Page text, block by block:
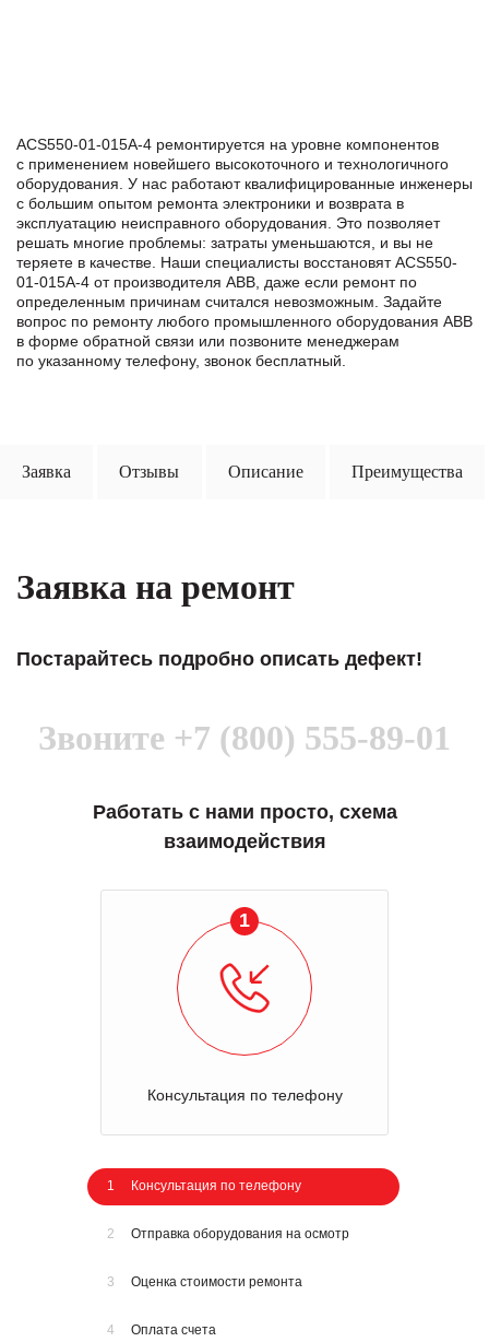
ACS550-01-015A-4 ремонтируется на уровне компонентов
с применением новейшего высокоточного и технологичного
оборудования. У нас работают квалифицированные инженеры
с большим опытом ремонта электроники и возврата в
эксплуатацию неисправного оборудования. Это позволяет
решать многие проблемы: затраты уменьшаются, и вы не
теряете в качестве. Наши специалисты восстановят ACS550-
01-015A-4 от производителя ABB, даже если ремонт по
определенным причинам считался невозможным. Задайте
вопрос по ремонту любого промышленного оборудования ABB
в формe обратной связи или позвоните менеджерам
по указанному телефону, звонок бесплатный.
Заявка Отзывы Описание Преимущества
Заявка на ремонт
Постарайтесь подробно описать дефект!
Звоните +7 (800) 555-89-01
Работать с нами просто, схема
взаимодействия
1
Консультация по телефону
1 Консультация по телефону
2 Отправка оборудования на осмотр
3 Оценка стоимости ремонта
4 Оплата счета